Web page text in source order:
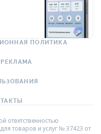
ПОЛИТИКА
РЕКЛАМА
ответственностью
товаров и услуг № 37423 от